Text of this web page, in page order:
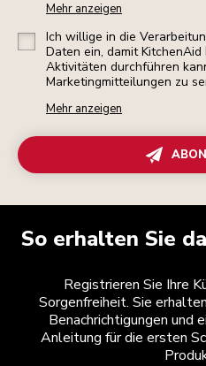
Mehr anzeigen
Ich willige in die
Daten ein, damit KitchenAid
Aktivitäten durchführen
Marketingmitteilungen zu
Mehr anzeigen
So erhalten Sie
Registrieren Sie Ihre
Sorgenfreiheit. Sie
Benachrichtigungen und
Anleitung für die ersten